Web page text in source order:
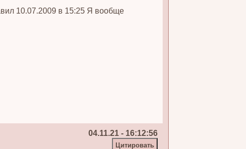
10.07.2009 в 15:25 Я вообще
04.11.21 - 16:12:56